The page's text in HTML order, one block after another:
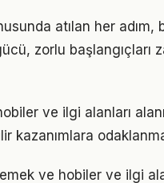
atılan her adım,
zorlu başlangıçları
ve ilgi alanları
kazanımlara
ve hobiler ve ilgi